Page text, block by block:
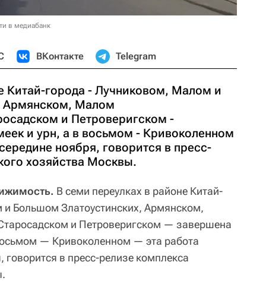
в медиабанк
ВКонтакте Telegram
Китай-города - Лучниковом, Малом и
Армянском, Малом
и Петроверигском -
и урн, а в восьмом - Кривоколенном
ноября, говорится в пресс-
хозяйства Москвы.
В семи переулках в районе Китай-
Большом Златоустинских, Армянском,
и Петроверигском — завершена
— Кривоколенном — эта работа
говорится в пресс-релизе комплекса